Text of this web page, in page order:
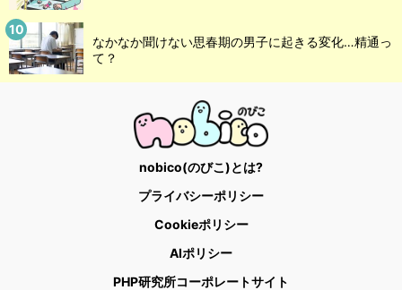
なかなか聞けない思春期の男子に起きる変化…精通っ
て？
nobico(のびこ)とは?
プライバシーポリシー
Cookieポリシー
AIポリシー
PHP研究所コーポレートサイト